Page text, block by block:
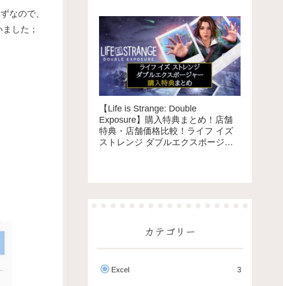
なので、
した；
【Life is Strange: Double
Exposure】購入特典まとめ！店舗
特典・店舗価格比較！ライフ イズ
ストレンジ ダブルエクスポージャ
カテゴリー
Excel 3